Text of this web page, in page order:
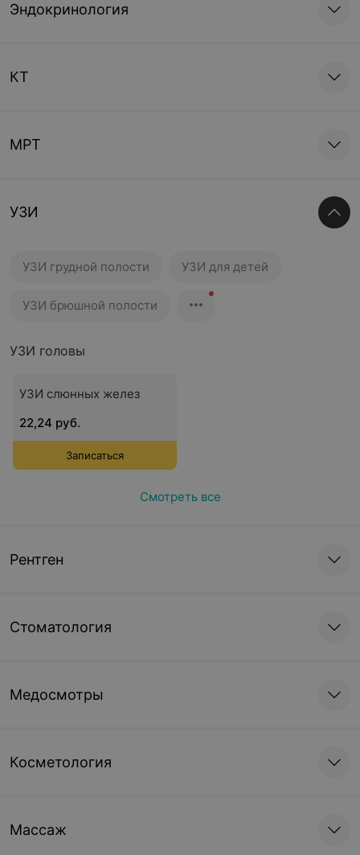
Эндокринология
КТ
МРТ
УЗИ
УЗИ грудной полости УЗИ для детей
УЗИ брюшной полости
УЗИ головы
УЗИ слюнных желез
22,24 руб.
Записаться
Смотреть все
Рентген
Стоматология
Медосмотры
Косметология
Массаж